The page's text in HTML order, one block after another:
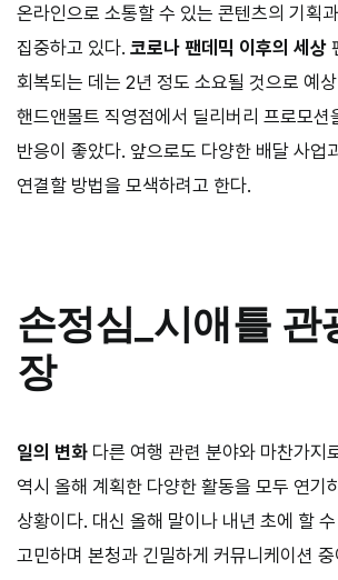
온라인으로 소통할 수 있는 콘텐츠의 기획
집중하고 있다. 코로나 팬데믹 이후의 세상
회복되는 데는 2년 정도 소요될 것으로 예
핸드앤몰트 직영점에서 딜리버리 프로모션
반응이 좋았다. 앞으로도 다양한 배달 사업
연결할 방법을 모색하려고 한다.
손정심 _시애틀
장
일의 변화 다른 여행 관련 분야와 마찬가지
역시 올해 계획한 다양한 활동을 모두 연기
상황이다. 대신 올해 말이나 내년 초에 할
고민하며 본청과 긴밀하게 커뮤니케이션